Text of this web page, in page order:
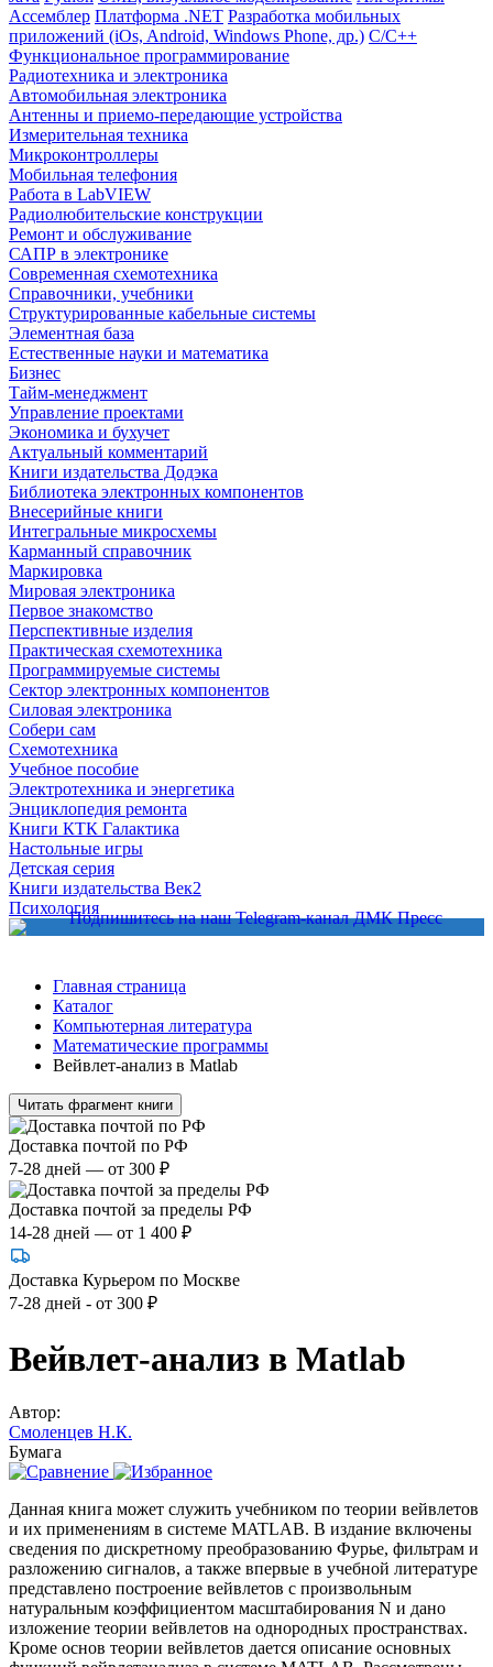
Ассемблер Платформа .NET Разработка мобильных
приложений (iOs, Android, Windows Phone, др.) С/С++
Функциональное программирование
Радиотехника и электроника
Автомобильная электроника
Антенны и приемо-передающие устройства
Измерительная техника
Микроконтроллеры
Мобильная телефония
Работа в LabVIEW
Радиолюбительские конструкции
Ремонт и обслуживание
САПР в электронике
Современная схемотехника
Справочники, учебники
Структурированные кабельные системы
Элементная база
Естественные науки и математика
Бизнес
Тайм-менеджмент
Управление проектами
Экономика и бухучет
Актуальный комментарий
Книги издательства Додэка
Библиотека электронных компонентов
Внесерийные книги
Интегральные микросхемы
Карманный справочник
Маркировка
Мировая электроника
Первое знакомство
Перспективные изделия
Практическая схемотехника
Программируемые системы
Сектор электронных компонентов
Силовая электроника
Собери сам
Схемотехника
Учебное пособие
Электротехника и энергетика
Энциклопедия ремонта
Книги КТК Галактика
Настольные игры
Детская серия
Книги издательства Век2
Психология
Главная страница
Каталог
Компьютерная литература
Математические программы
Вейвлет-анализ в Matlab
Читать фрагмент книги
Доставка почтой по РФ
7-28 дней — от 300 ₽
Доставка почтой за пределы РФ
14-28 дней — от 1 400 ₽
Доставка Курьером по Москве
7-28 дней - от 300 ₽
Вейвлет-анализ в Matlab
Автор:
Смоленцев Н.К.
Бумага
Данная книга может служить учебником по теории вейвлетов
и их применениям в системе MATLAB. В издание включены
сведения по дискретному преобразованию Фурье, фильтрам и
разложению сигналов, а также впервые в учебной литературе
представлено построение вейвлетов с произвольным
натуральным коэффициентом масштабирования N и дано
изложение теории вейвлетов на однородных пространствах.
Кроме основ теории вейвлетов дается описание основных